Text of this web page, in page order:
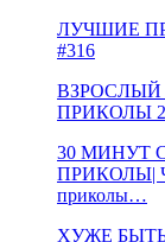
ЛУЧШИЕ
#316
ПРИКОЛЫ
30 МИНУТ
ПРИКОЛЫ|
приколы…
ХУЖЕ БЫТЬ